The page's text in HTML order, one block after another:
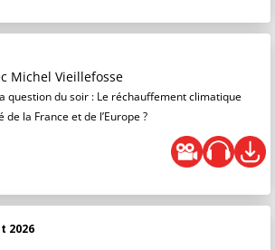
Michel Vieillefosse
question du soir : Le réchauffement climatique
la France et de l’Europe ?
2026